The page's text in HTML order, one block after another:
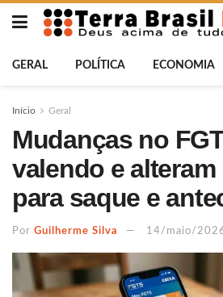
GERAL POLÍTICA ECONOMIA
Início Geral
Mudanças no
valendo e alteram
para saque e
Por Guilherme Silva 14/maio/